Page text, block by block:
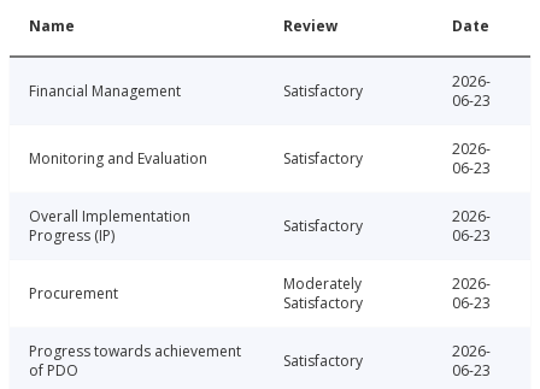
Name Review Date
Financial Management Satisfactory
2026-
06-23
Monitoring and Evaluation Satisfactory
2026-
06-23
Overall Implementation
Progress (IP)
Satisfactory
2026-
06-23
Procurement
Moderately
Satisfactory
2026-
06-23
Progress towards achievement
of PDO
Satisfactory
2026-
06-23